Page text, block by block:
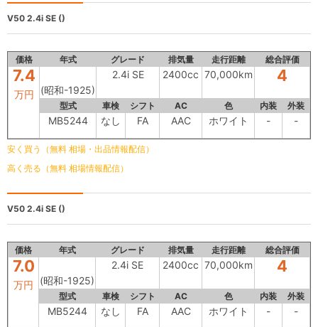
V50 2.4i SE ()
価格 年式 グレード 排気量 走行距離 総合評価
7.4
万円 (昭和-1925)
2.4i SE 2400cc 70,000km 4
型式 車検 シフト AC 色 内装 外装
MB5244 なし FA AAC ホワイト - -
安く買う（無料 相場・出品情報配信）
高く売る（無料 相場情報配信）
V50 2.4i SE ()
価格 年式 グレード 排気量 走行距離 総合評価
7.0
万円 (昭和-1925)
2.4i SE 2400cc 70,000km 4
型式 車検 シフト AC 色 内装 外装
MB5244 なし FA AAC ホワイト - -